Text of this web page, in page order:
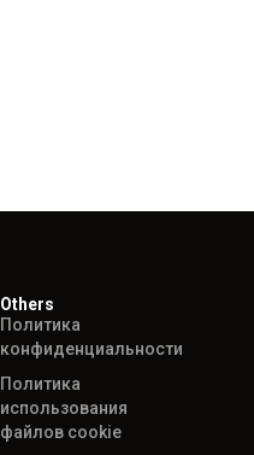
Others
Политика
конфиденциальности
Политика
использования
файлов cookie